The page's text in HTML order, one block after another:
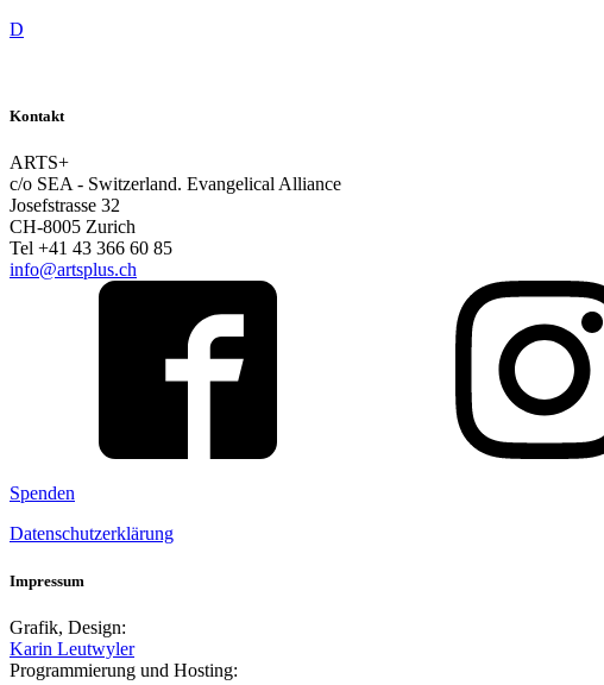
D
Kontakt
ARTS+
c/o SEA - Switzerland. Evangelical Alliance
Josefstrasse 32
CH-8005 Zurich
Tel +41 43 366 60 85
info@artsplus.ch
Spenden
Datenschutzerklärung
Impressum
Grafik, Design:
Karin Leutwyler
Programmierung und Hosting: